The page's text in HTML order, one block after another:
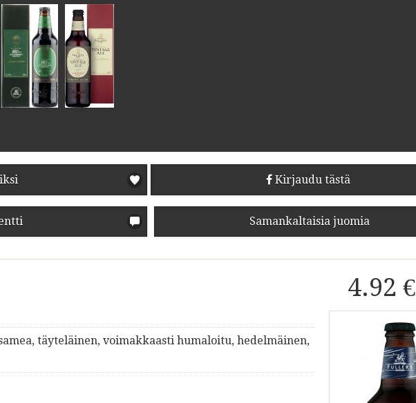
Kirjaudu tästä
Samankaltaisia juomia
4.92 €
täyteläinen, voimakkaasti humaloitu, hedelmäinen,